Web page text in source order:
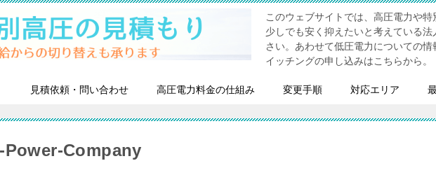
このウェブサイトでは、高圧電力や
少しでも安く抑えたいと考えている
さい。あわせて低圧電力についての
イッチングの申し込みはこちらから。
見積依頼・問い合わせ 高圧電力料金の仕組み 変更手順 対応エリア
Company